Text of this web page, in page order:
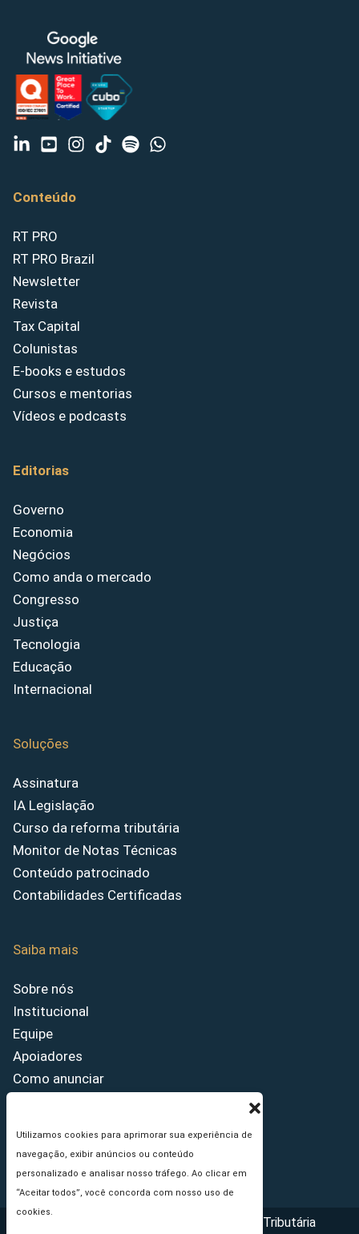
Utilizamos cookies para aprimorar sua experiência de
navegação, exibir anúncios ou conteúdo
personalizado e analisar nosso tráfego. Ao clicar em
“Aceitar todos”, você concorda com nosso uso de
cookies.
Conteúdo
RT PRO
RT PRO Brazil
Newsletter
Revista
Tax Capital
Colunistas
E-books e estudos
Cursos e mentorias
Vídeos e podcasts
Editorias
Governo
Economia
Negócios
Como anda o mercado
Congresso
Justiça
Tecnologia
Educação
Internacional
Soluções
Assinatura
IA Legislação
Curso da reforma tributária
Monitor de Notas Técnicas
Conteúdo patrocinado
Contabilidades Certificadas
Saiba mais
Sobre nós
Institucional
Equipe
Apoiadores
Como anunciar
Princípios Editoriais
Copyright © 2026 - Portal da Reforma Tributária